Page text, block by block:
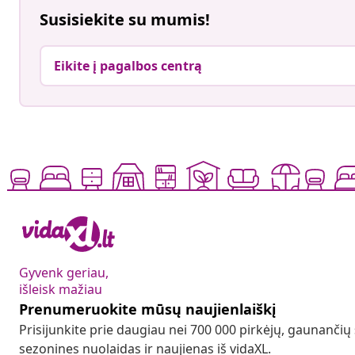
Susisiekite su mumis!
Eikite į pagalbos centrą
Gyvenk geriau,
išleisk mažiau
Prenumeruokite mūsų naujienlaiškį
Prisijunkite prie daugiau nei 700 000 pirkėjų,
sezonines nuolaidas ir naujienas iš vidaXL.